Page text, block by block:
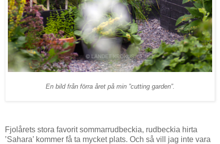
En bild från förra året på min ”cutting garden”.
Fjolårets stora favorit sommarrudbeckia, rudbeckia hirta
’Sahara’ kommer få ta mycket plats. Och så vill jag inte vara